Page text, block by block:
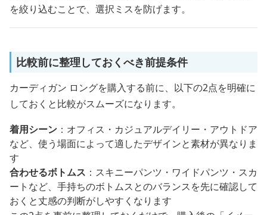
を絞り込むことで、選択ミスを防げます。
比較前に整理しておくべき前提条件
カーディガン ロングを購入する前に、以下の2点を明確に
しておくと比較がスムーズになります。
着用シーン ：オフィス・カジュアルデイリー・アウトドア
など、使う場面によって適したデザインと素材が異なりま
す
合わせるボトムス ：スキニーパンツ・ワイドパンツ・スカ
ートなど、手持ちのボトムスとのバランスを先に確認して
おくと丈感の判断がしやすくなります